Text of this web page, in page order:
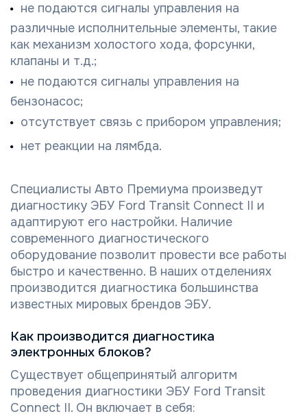
не подаются сигналы управления на
различные исполнительные элементы, такие
как механизм холостого хода, форсунки,
клапаны и т.д.;
не подаются сигналы управления на
бензонасос;
отсутствует связь с прибором управления;
нет реакции на лямбда.
Специалисты Авто Премиума произведут
диагностику ЭБУ Ford Transit Connect II и
адаптируют его настройки. Наличие
современного диагностического
оборудование позволит провести все работы
быстро и качественно. В наших отделениях
производится диагностика большинства
известных мировых брендов ЭБУ.
Как производится диагностика
электронных блоков?
Существует общепринятый алгоритм
проведения диагностики ЭБУ Ford Transit
Connect II. Он включает в себя: